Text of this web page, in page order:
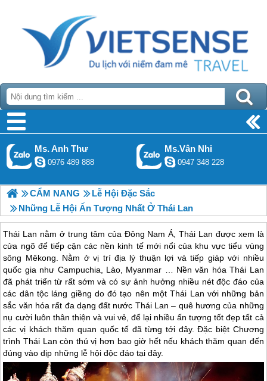
Ms. Anh Thư
0976 489 888
Ms.Vân Nhi
0947 348 228
CẨM NANG
Lễ Hội Đặc Sắc
Những Lễ Hội Ấn Tượng Nhất Ở Thái Lan
Thái Lan nằm ở trung tâm của Đông Nam Á, Thái Lan được xem là
cửa ngõ để tiếp cận các nền kinh tế mới nổi của khu vực tiểu vùng
sông Mêkong. Nằm ở vị trí địa lý thuận lợi và tiếp giáp với nhiều
quốc gia như Campuchia, Lào, Myanmar … Nền văn hóa Thái Lan
đã phát triển từ rất sớm và có sự ảnh hưởng nhiều nét độc đáo của
các dân tộc láng giềng do đó tạo nên một Thái Lan với những bản
sắc văn hóa rất đa dạng đất nước Thái Lan – quê hương của những
nụ cười luôn thân thiện và vui vẻ, để lại nhiều ấn tượng tốt đẹp tất cả
các vị khách thăm quan quốc tế đã từng tới đây. Đặc biệt Chương
trình Thái Lan còn thú vị hơn bao giờ hết nếu khách thăm quan đến
đúng vào dịp những lễ hội độc đáo tại đây.